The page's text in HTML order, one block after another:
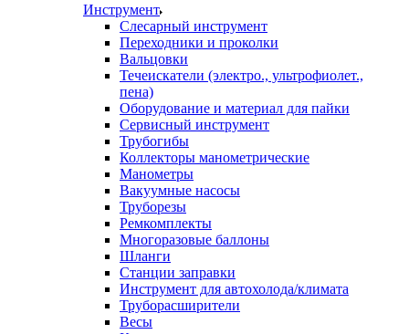
Инструмент
Слесарный инструмент
Переходники и проколки
Вальцовки
Течеискатели (электро., ультрофиолет.,
пена)
Оборудование и материал для пайки
Сервисный инструмент
Трубогибы
Коллекторы манометрические
Манометры
Вакуумные насосы
Труборезы
Ремкомплекты
Многоразовые баллоны
Шланги
Станции заправки
Инструмент для автохолода/климата
Труборасширители
Весы